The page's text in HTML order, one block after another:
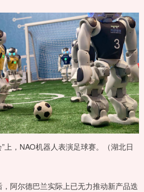
上，NAO机器人表演足球赛。（湖北日
，阿尔德巴兰实际上已无力推动新产品迭